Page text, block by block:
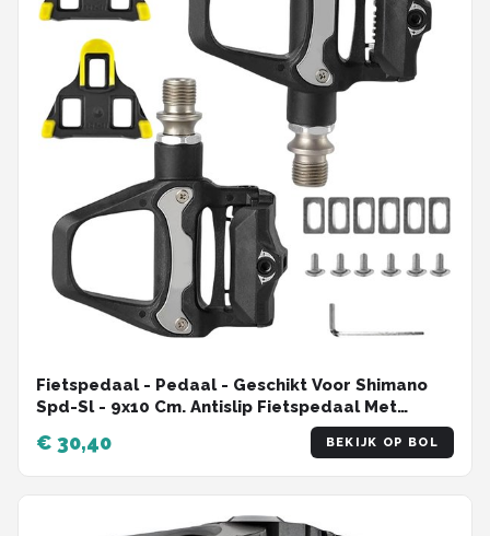
Fietspedaal - Pedaal - Geschikt Voor Shimano
Spd-Sl - 9x10 Cm. Antislip Fietspedaal Met
Fraaie Details - Voor Racefietsen,
Langeafstandsritten En Buitengebruik
€ 30,40 BEKIJK OP BOL